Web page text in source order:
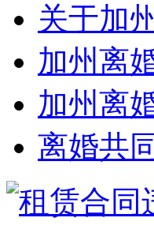
关于加
加州离
加州离
离婚共